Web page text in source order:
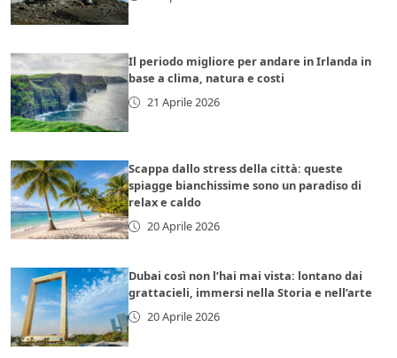
Il periodo migliore per andare in Irlanda in
base a clima, natura e costi
21 Aprile 2026
Scappa dallo stress della città: queste
spiagge bianchissime sono un paradiso di
relax e caldo
20 Aprile 2026
Dubai così non l’hai mai vista: lontano dai
grattacieli, immersi nella Storia e nell’arte
20 Aprile 2026